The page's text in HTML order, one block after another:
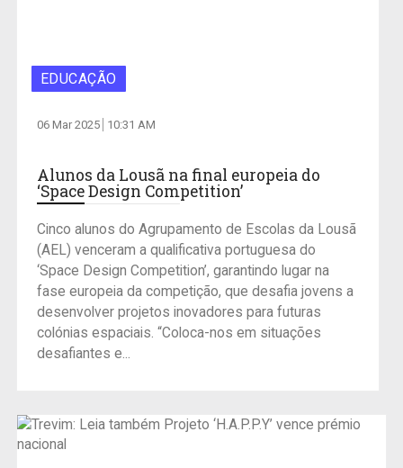
EDUCAÇÃO
06 Mar 2025 10:31 AM
Alunos da Lousã na final europeia do
‘Space Design Competition’
Cinco alunos do Agrupamento de Escolas da Lousã
(AEL) venceram a qualificativa portuguesa do
‘Space Design Competition’, garantindo lugar na
fase europeia da competição, que desafia jovens a
desenvolver projetos inovadores para futuras
colónias espaciais. “Coloca-nos em situações
desafiantes e...